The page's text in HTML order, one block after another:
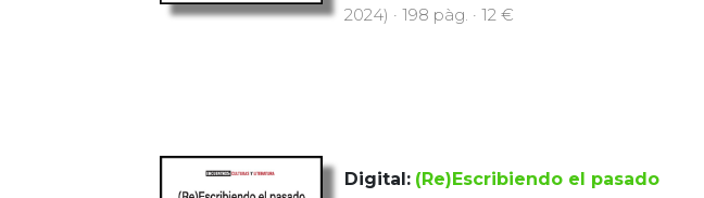
2024) · 198 pàg. · 12 €
Digital: (Re)Escribiendo el pasado